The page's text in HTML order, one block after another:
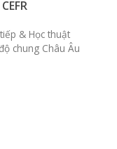
& Học thuật
chung Châu Âu